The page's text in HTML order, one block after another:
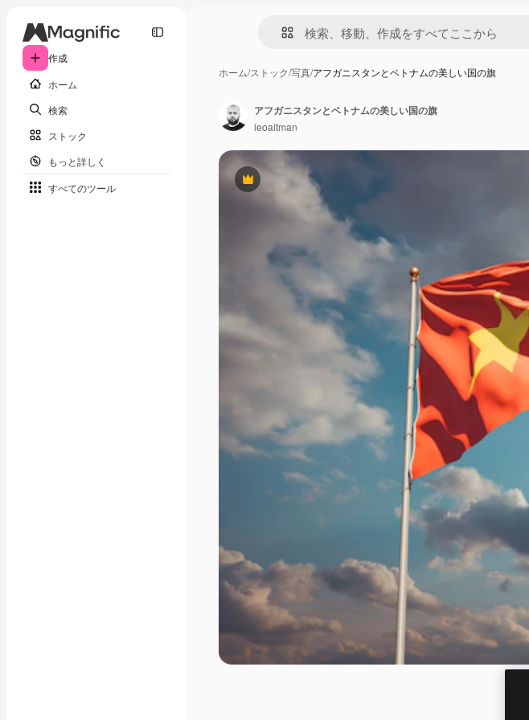
作成
ホーム
検索
ストック
もっと詳しく
すべてのツール
ホーム/ストック/写真/アフガニスタンとベトナムの美しい国の旗
Premium
アフガニスタンとベトナムの美しい国の旗
leoaltman